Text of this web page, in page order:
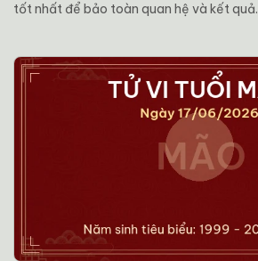
tốt nhất để bảo toàn quan hệ và kết quả.